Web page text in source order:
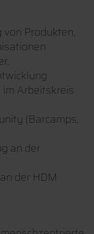
Produkten,
Arbeitskreis
(Barcamps,
an der
der HDM